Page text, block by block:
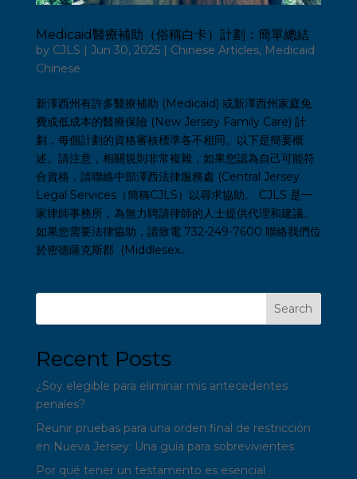
Medicaid醫療補助（俗稱白卡）計劃：簡單總結
by CJLS | Jun 30, 2025| Chinese Articles, Medicaid
Chinese
新澤西州有許多醫療補助 (Medicaid) 或新澤西州家庭免
費或低成本的醫療保險 (New Jersey Family Care) 計
劃，每個計劃的資格審核標準各不相同。以下是簡要概
述。請注意，相關規則非常複雜，如果您認為自己可能符
合資格，請聯絡中部澤西法律服務處 (Central Jersey
Legal Services（簡稱CJLS）以尋求協助。 CJLS 是一
家律師事務所，為無力聘請律師的人士提供代理和建議。
如果您需要法律協助，請致電 732-249-7600 聯絡我們位
於密德薩克斯郡 (Middlesex...
Search
Recent Posts
¿Soy elegible para eliminar mis antecedentes
penales?
Reunir pruebas para una orden final de restricción
en Nueva Jersey: Una guía para sobrevivientes
Por qué tener un testamento es esencial